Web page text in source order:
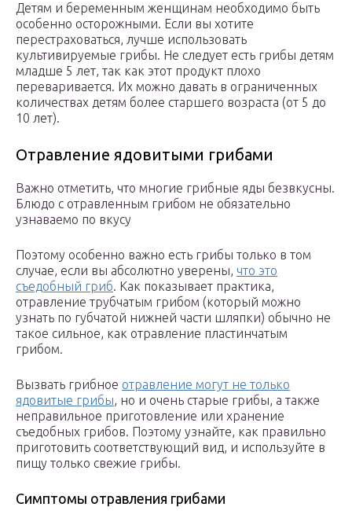
Детям и беременным женщинам необходимо быть
особенно осторожными. Если вы хотите
перестраховаться, лучше использовать
культивируемые грибы. Не следует есть грибы детям
младше 5 лет, так как этот продукт плохо
переваривается. Их можно давать в ограниченных
количествах детям более старшего возраста (от 5 до
10 лет).
Отравление ядовитыми грибами
Важно отметить, что многие грибные яды безвкусны.
Блюдо с отравленным грибом не обязательно
узнаваемо по вкусу
Поэтому особенно важно есть грибы только в том
случае, если вы абсолютно уверены, что это
съедобный гриб. Как показывает практика,
отравление трубчатым грибом (который можно
узнать по губчатой нижней части шляпки) обычно не
такое сильное, как отравление пластинчатым
грибом.
Вызвать грибное отравление могут не только
ядовитые грибы, но и очень старые грибы, а также
неправильное приготовление или хранение
съедобных грибов. Поэтому узнайте, как правильно
приготовить соответствующий вид, и используйте в
пищу только свежие грибы.
Симптомы отравления грибами